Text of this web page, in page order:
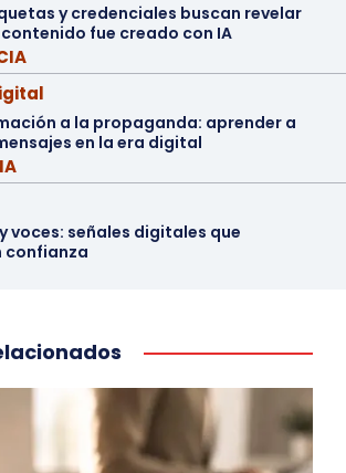
y credenciales buscan revelar
fue creado con IA
a la propaganda: aprender a
en la era digital
voces: señales digitales que
confianza